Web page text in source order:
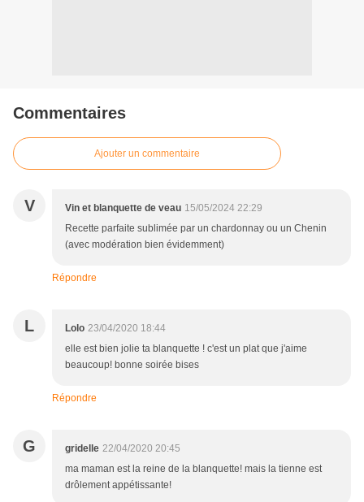
Commentaires
Ajouter un commentaire
V Vin et blanquette de veau 15/05/2024 22:29
Recette parfaite sublimée par un chardonnay ou un Chenin
(avec modération bien évidemment)
Répondre
L Lolo 23/04/2020 18:44
elle est bien jolie ta blanquette ! c'est un plat que j'aime
beaucoup! bonne soirée bises
Répondre
G gridelle 22/04/2020 20:45
ma maman est la reine de la blanquette! mais la tienne est
drôlement appétissante!